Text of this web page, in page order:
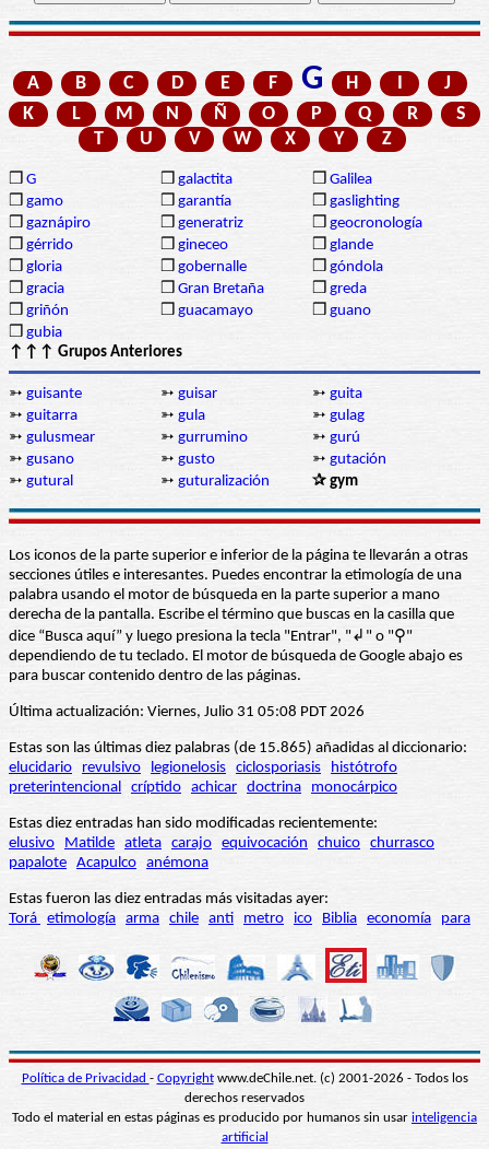
A B C D E F G H
J
K
L M N Ñ O P Q R
S
T
U V W X Y Z
❒ G ❒ galactita ❒ Galilea
❒ gamo ❒ garantía ❒ gaslighting
❒ gaznápiro ❒ generatriz ❒ geocronología
❒ gérrido ❒ gineceo ❒ glande
❒ gloria ❒ gobernalle ❒ góndola
❒ gracia ❒ Gran Bretaña ❒ greda
❒ griñón ❒ guacamayo ❒ guano
❒ gubia
↑↑↑ Grupos Anteriores
➳ guisante ➳ guisar ➳ guita
➳ guitarra ➳ gula ➳ gulag
➳ gulusmear ➳ gurrumino ➳ gurú
➳ gusano ➳ gusto ➳ gutación
➳ gutural ➳ guturalización ✰ gym
Los iconos de la parte superior e inferior de la página te llevarán a otras
secciones útiles e interesantes. Puedes encontrar la etimología de una
palabra usando el motor de búsqueda en la parte superior a mano
derecha de la pantalla. Escribe el término que buscas en la casilla que
dice “Busca aquí” y luego presiona la tecla "Entrar", "↲" o "⚲"
dependiendo de tu teclado. El motor de búsqueda de Google abajo es
para buscar contenido dentro de las páginas.
Última actualización: Viernes, Julio 31 05:08 PDT 2026
Estas son las últimas diez palabras (de 15.865) añadidas al diccionario:
elucidario
revulsivo legionelosis ciclosporiasis
histótrofo
preterintencional
críptido achicar doctrina monocárpico
Estas diez entradas han sido modificadas recientemente:
elusivo
Matilde atleta carajo equivocación chuico churrasco
papalote Acapulco anémona
Estas fueron las diez entradas más visitadas ayer:
Torá etimología arma chile anti metro ico Biblia economía para
Política de Privacidad - Copyrightwww.deChile.net. (c) 2001-2026 - Todos los
derechos reservados
Todo el material en estas páginas es producido por humanos sin usar inteligencia
artificial